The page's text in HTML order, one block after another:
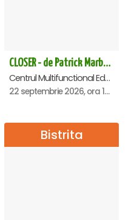
CLOSER - de Patrick Marber - Premiera - Constanta
Centrul Multifunctional Educativ pentru Tineret Jean Constantin, Constanta
22 septembrie 2026, ora 19:00
Bistrita